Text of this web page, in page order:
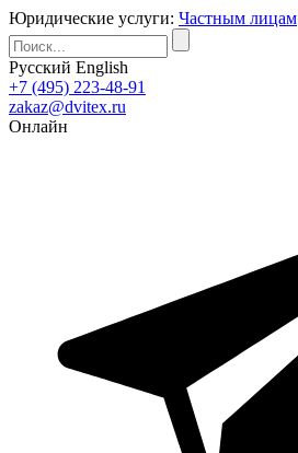
Юридические услуги: Частным лицам
Русский English
+7 (495) 223-48-91
zakaz@dvitex.ru
Онлайн